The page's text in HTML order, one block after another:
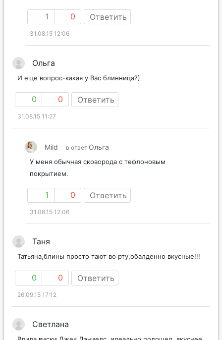
1 0 Ответить
31.08.15 12:06
Ольга
И еще вопрос-какая у Вас блинница?)
0 0 Ответить
31.08.15 11:27
Mild в ответ Ольга
У меня обычная сковорода с тефлоновым
покрытием.
1 0 Ответить
31.08.15 12:06
Таня
Татьяна,блины просто тают во рту,обалденно вкусные!!!
0 0 Ответить
26.09.15 17:12
Светлана